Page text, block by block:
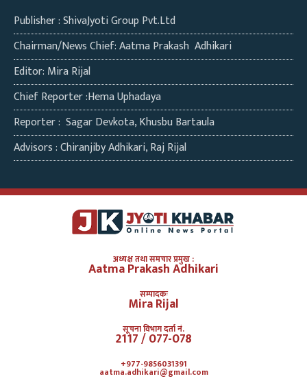
Publisher : ShivaJyoti Group Pvt.Ltd
Chairman/News Chief: Aatma Prakash Adhikari
Editor: Mira Rijal
Chief Reporter :Hema Uphadaya
Reporter : Sagar Devkota, Khusbu Bartaula
Advisors : Chiranjiby Adhikari, Raj Rijal
अध्यक्ष तथा समचार प्रमुख :
Aatma Prakash Adhikari
सम्पादकः
Mira Rijal
सूचना विभाग दर्ता नं.
2117 / 077-078
+977-9856031391
aatma.adhikari@gmail.com